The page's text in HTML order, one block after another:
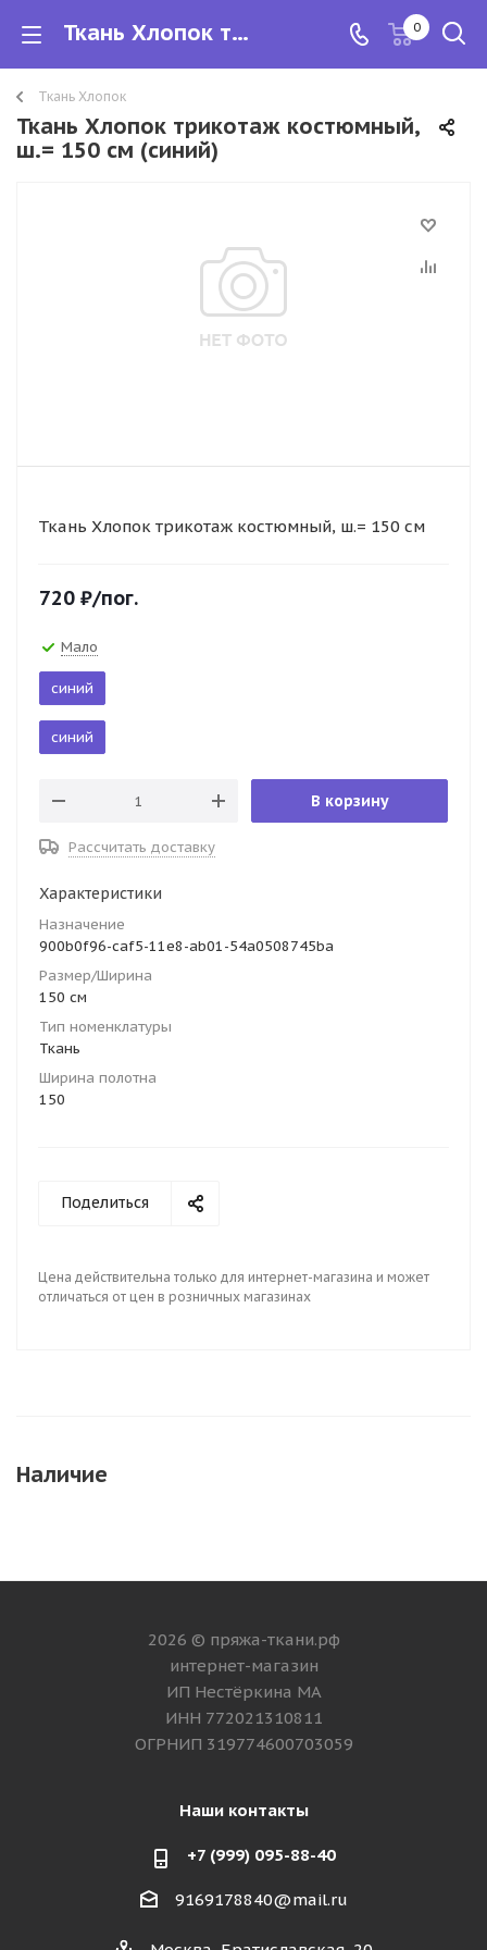
Ткань Хлопок трикотаж костюмный, ш.= 150 см 0
Ткань Хлопок
Ткань Хлопок трикотаж костюмный,
ш.= 150 см (синий)
Ткань Хлопок трикотаж костюмный, ш.= 150 см
720 ₽/пог.
Мало
синий
синий
В корзину
Рассчитать доставку
Характеристики
Назначение
900b0f96-caf5-11e8-ab01-54a0508745ba
Размер/Ширина
150 см
Тип номенклатуры
Ткань
Ширина полотна
150
Поделиться
Цена действительна только для интернет-магазина и может
отличаться от цен в розничных магазинах
Наличие
2026 © пряжа-ткани.рф
интернет-магазин
ИП Нестёркина МА
ИНН 772021310811
ОГРНИП 319774600703059
Наши контакты
+7 (999) 095-88-40
9169178840@mail.ru